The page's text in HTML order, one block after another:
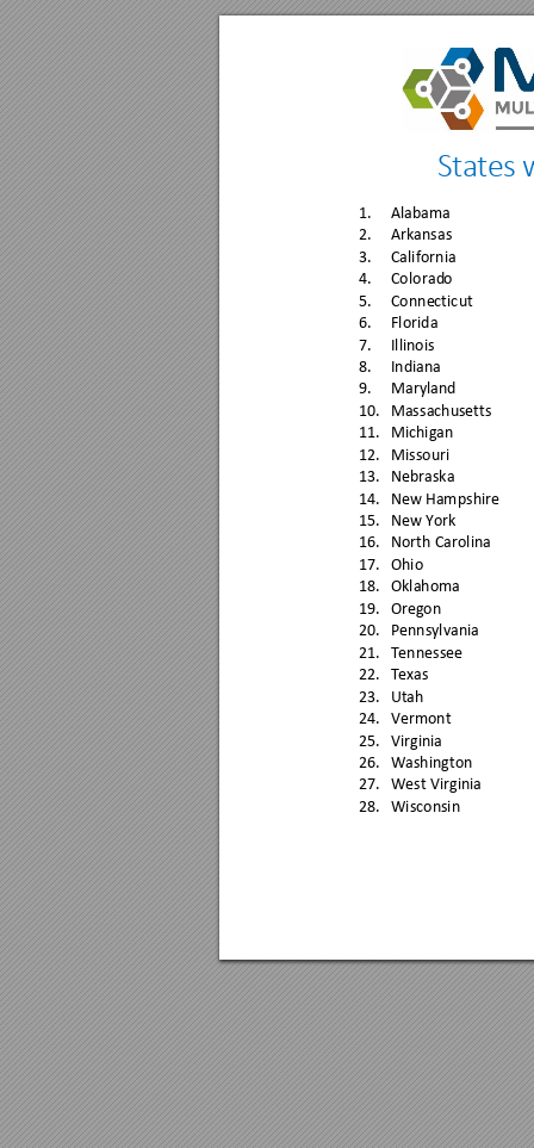
States
1. Alabama
2.
Arkansas
3.
California
4.
Colorado
5.
Connecticut
6.
Florida
7.
Illinois
8.
Indiana
9.
Maryland
10.
Massachusetts
11.
Michigan
12.
Missouri
13.
Nebraska
14.
New Hampshire
15.
New York
16.
North Carolina
17.
Ohio
18.
Oklahoma
19.
Oregon
20.
Pennsylvania
21.
Tennessee
22.
Texas
23.
Utah
24.
Vermont
25.
Virginia
26.
Washington
27.
West Virginia
28.
Wisconsin